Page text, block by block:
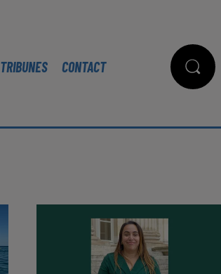
TRIBUNES CONTACT